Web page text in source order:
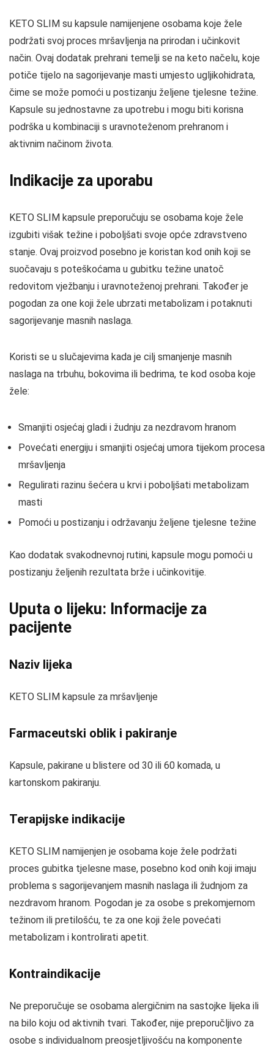
KETO SLIM su kapsule namijenjene osobama koje žele
podržati svoj proces mršavljenja na prirodan i učinkovit
način. Ovaj dodatak prehrani temelji se na keto načelu, koje
potiče tijelo na sagorijevanje masti umjesto ugljikohidrata,
čime se može pomoći u postizanju željene tjelesne težine.
Kapsule su jednostavne za upotrebu i mogu biti korisna
podrška u kombinaciji s uravnoteženom prehranom i
aktivnim načinom života.
Indikacije za uporabu
KETO SLIM kapsule preporučuju se osobama koje žele
izgubiti višak težine i poboljšati svoje opće zdravstveno
stanje. Ovaj proizvod posebno je koristan kod onih koji se
suočavaju s poteškoćama u gubitku težine unatoč
redovitom vježbanju i uravnoteženoj prehrani. Također je
pogodan za one koji žele ubrzati metabolizam i potaknuti
sagorijevanje masnih naslaga.
Koristi se u slučajevima kada je cilj smanjenje masnih
naslaga na trbuhu, bokovima ili bedrima, te kod osoba koje
žele:
Smanjiti osjećaj gladi i žudnju za nezdravom hranom
Povećati energiju i smanjiti osjećaj umora tijekom procesa
mršavljenja
Regulirati razinu šećera u krvi i poboljšati metabolizam
masti
Pomoći u postizanju i održavanju željene tjelesne težine
Kao dodatak svakodnevnoj rutini, kapsule mogu pomoći u
postizanju željenih rezultata brže i učinkovitije.
Uputa o lijeku: Informacije za
pacijente
Naziv lijeka
KETO SLIM kapsule za mršavljenje
Farmaceutski oblik i pakiranje
Kapsule, pakirane u blistere od 30 ili 60 komada, u
kartonskom pakiranju.
Terapijske indikacije
KETO SLIM namijenjen je osobama koje žele podržati
proces gubitka tjelesne mase, posebno kod onih koji imaju
problema s sagorijevanjem masnih naslaga ili žudnjom za
nezdravom hranom. Pogodan je za osobe s prekomjernom
težinom ili pretilošću, te za one koji žele povećati
metabolizam i kontrolirati apetit.
Kontraindikacije
Ne preporučuje se osobama alergičnim na sastojke lijeka ili
na bilo koju od aktivnih tvari. Također, nije preporučljivo za
osobe s individualnom preosjetljivošću na komponente